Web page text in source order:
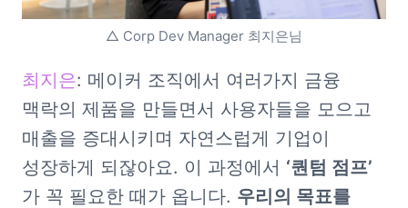
△ Corp Dev Manager 최지은님
최지은: 메이커 조직에서 여러가지 금융
맥락의 제품을 만들면서 사용자들을 모으고
매출을 증대시키며 자연스럽게 기업이
성장하게 되잖아요. 이 과정에서 ‘퀀텀 점프’
가 꼭 필요한 때가 옵니다. 우리의 목표를